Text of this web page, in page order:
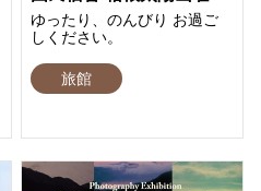
ゆったり、のんびり お過ご
しください。
旅館